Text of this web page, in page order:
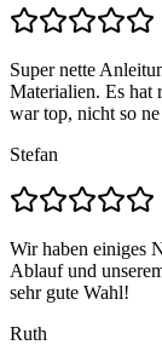
Super nette
Materialien. Es hat
war top, nicht so
Stefan
Wir haben einiges
Ablauf und
sehr gute Wahl!
Ruth